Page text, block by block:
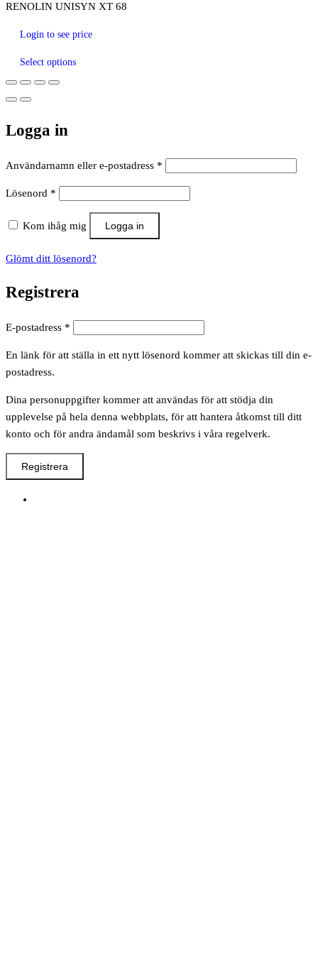
RENOLIN UNISYN XT 68
Login to see price
Select options
Logga in
Användarnamn eller e-postadress *
Lösenord *
Kom ihåg mig Logga in
Glömt ditt lösenord?
Registrera
E-postadress *
En länk för att ställa in ett nytt lösenord kommer att skickas till din e-
postadress.
Dina personuppgifter kommer att användas för att stödja din
upplevelse på hela denna webbplats, för att hantera åtkomst till ditt
konto och för andra ändamål som beskrivs i våra regelverk.
Registrera